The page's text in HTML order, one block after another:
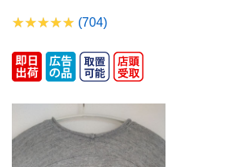
(704)